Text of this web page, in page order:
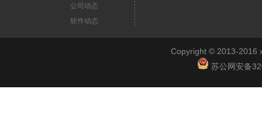
公司动态
软件动态
Copyright © 2013-2016
苏公网安备